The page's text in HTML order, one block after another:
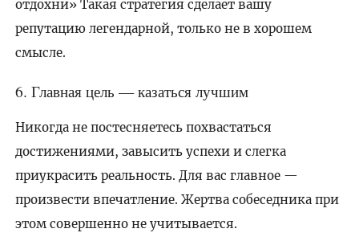
отдохни» Такая стратегия сделает вашу
репутацию легендарной, только не в хорошем
смысле.
6. Главная цель — казаться лучшим
Никогда не постесняетесь похвастаться
достижениями, завысить успехи и слегка
приукрасить реальность. Для вас главное —
произвести впечатление. Жертва собеседника при
этом совершенно не учитывается.